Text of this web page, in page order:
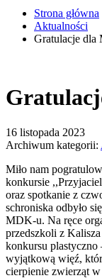
Strona główna
Aktualności
Gratulacje dla
16 listopada 2023
Archiwum kategorii:
Miło nam
konkursie
oraz spotkanie z
schroniska odbyło
MDK-u. Na ręce
przedszkoli z
konkursu
wyjątkową więź,
cierpienie zwierząt